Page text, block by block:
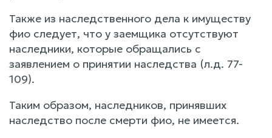
Также из наследственного дела к имуществу
фио следует, что у заемщика отсутствуют
наследники, которые обращались с
заявлением о принятии наследства (л.д. 77-
109).
Таким образом, наследников, принявших
наследство после смерти фио, не имеется.